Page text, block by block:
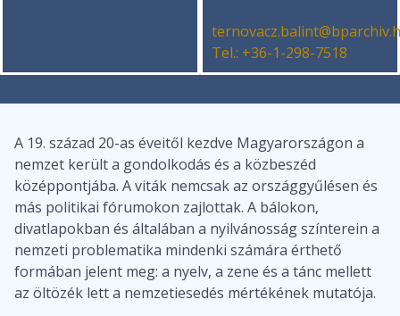
Tel.: +36-1-298-7518
A 19. század 20-as éveitől kezdve Magyarországon a
nemzet került a gondolkodás és a közbeszéd
középpontjába. A viták nemcsak az országgyűlésen és
más politikai fórumokon zajlottak. A bálokon,
divatlapokban és általában a nyilvánosság színterein a
nemzeti problematika mindenki számára érthető
formában jelent meg: a nyelv, a zene és a tánc mellett
az öltözék lett a nemzetiesedés mértékének mutatója.